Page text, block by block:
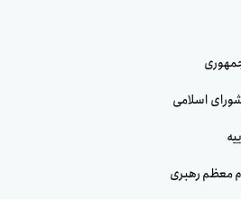
اسلامی
رهبری